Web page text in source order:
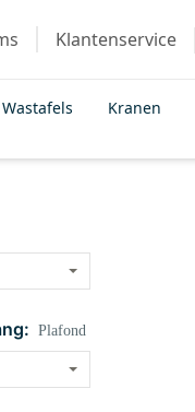
Klantenservice
Wastafels Kranen
Plafond